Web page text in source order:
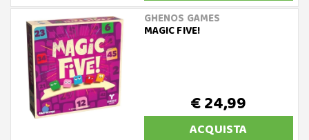
GHENOS GAMES
MAGIC FIVE!
€ 24,99
ACQUISTA